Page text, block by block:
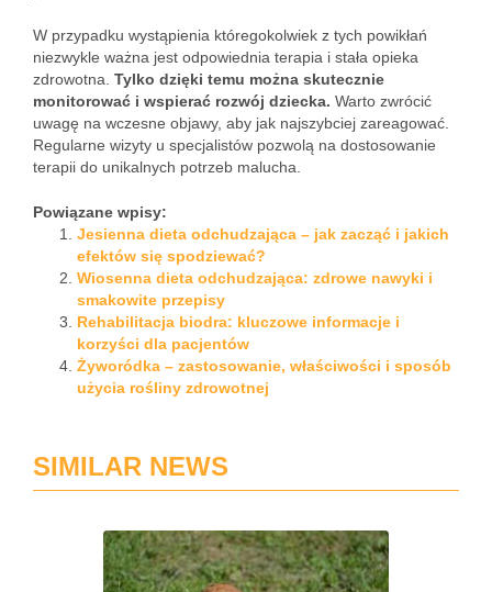
W przypadku wystąpienia któregokolwiek z tych powikłań
niezwykle ważna jest odpowiednia terapia i stała opieka
zdrowotna. Tylko dzięki temu można skutecznie
monitorować i wspierać rozwój dziecka. Warto zwrócić
uwagę na wczesne objawy, aby jak najszybciej zareagować.
Regularne wizyty u specjalistów pozwolą na dostosowanie
terapii do unikalnych potrzeb malucha.
Powiązane wpisy:
Jesienna dieta odchudzająca – jak zacząć i jakich
efektów się spodziewać?
Wiosenna dieta odchudzająca: zdrowe nawyki i
smakowite przepisy
Rehabilitacja biodra: kluczowe informacje i
korzyści dla pacjentów
Żyworódka – zastosowanie, właściwości i sposób
użycia rośliny zdrowotnej
SIMILAR NEWS